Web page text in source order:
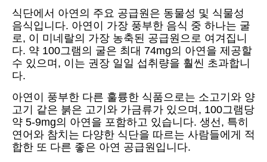
식단에서 아연의 주요 공급원은 동물성 및 식물성
음식입니다. 아연이 가장 풍부한 음식 중 하나는 굴
로, 이 미네랄의 가장 농축된 공급원으로 여겨집니
다. 약 100그램의 굴은 최대 74mg의 아연을 제공할
수 있으며, 이는 권장 일일 섭취량을 훨씬 초과합니
다.
아연이 풍부한 다른 훌륭한 식품으로는 소고기와 양
고기 같은 붉은 고기와 가금류가 있으며, 100그램당
약 5-9mg의 아연을 포함하고 있습니다. 생선, 특히
연어와 참치는 다양한 식단을 따르는 사람들에게 적
합한 또 다른 좋은 아연 공급원입니다.